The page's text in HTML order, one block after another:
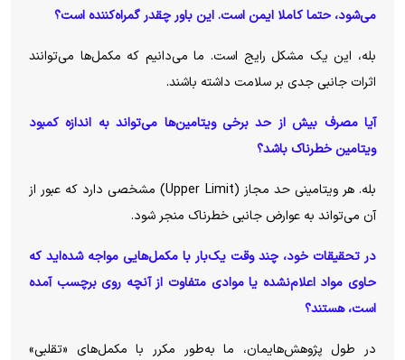
می‌شود، حتما کاملا ایمن است. این باور چقدر گمراه‌کننده است؟
بله، این یک مشکل رایج است. ما می‌دانیم که مکمل‌ها می‌توانند
اثرات جانبی جدی بر سلامت داشته باشند.
آیا مصرف بیش از حد برخی ویتامین‌ها می‌تواند به اندازه کمبود
ویتامین خطرناک باشد؟
بله. هر ویتامینی حد مجاز (Upper Limit) مشخصی دارد که عبور از
آن می‌تواند به عوارض جانبی خطرناک منجر شود.
در تحقیقات خود، چند وقت یک‌بار با مکمل‌هایی مواجه شده‌اید که
حاوی مواد اعلام‌نشده یا موادی متفاوت از آنچه روی برچسب آمده
است، هستند؟
در طول پژوهش‌هایمان، ما به‌طور مکرر با مکمل‌های «تقلبی»